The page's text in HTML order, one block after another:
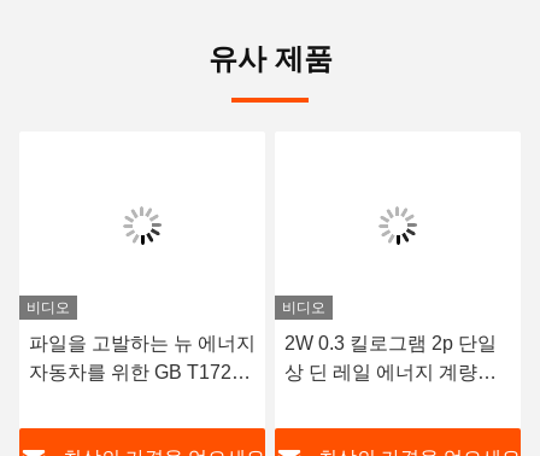
유사 제품
비디오
파일을 고발하는 뉴 에너지
자동차를 위한 GB T17215
지털 계기
비디오
2W 0.3 킬로그램 2p 단일
상 딘 레일 에너지 계량기